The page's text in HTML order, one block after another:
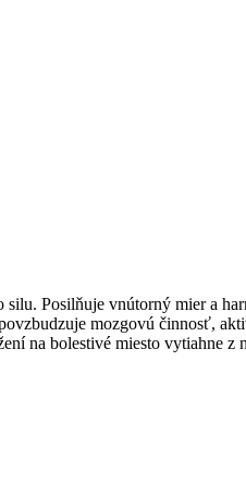
Posilňuje vnútorný mier a
mozgovú činnosť,
na bolestivé miesto vytiahne z